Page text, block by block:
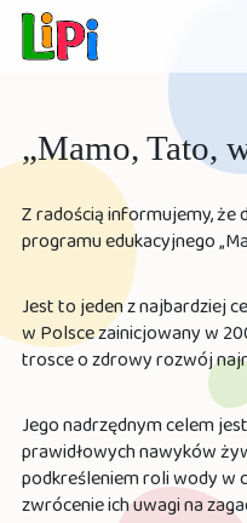
Przedszkole LiPi
„Mamo, Tato,
Zradością informujemy, że
programu edukacyjnego
Jest to jeden z najbardziej
w Polsce zainicjowany w
trosce o zdrowy rozwój
Jego nadrzędnym celem
prawidłowych nawyków
podkreśleniem roli wody w
zwrócenie ich uwagi na